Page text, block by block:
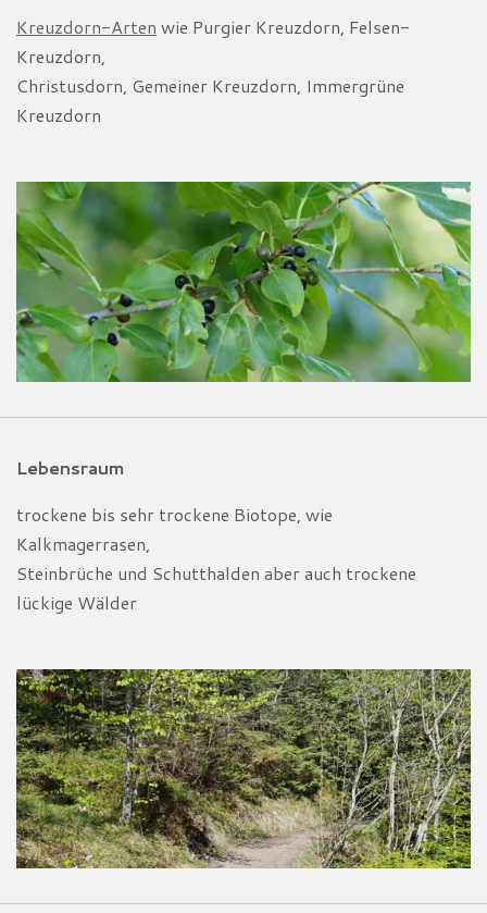
Kreuzdorn-Arten wie Purgier Kreuzdorn, Felsen-
Kreuzdorn,
Christusdorn, Gemeiner Kreuzdorn, Immergrüne
Kreuzdorn
Lebensraum
trockene bis sehr trockene Biotope, wie
Kalkmagerrasen,
Steinbrüche und Schutthalden aber auch trockene
lückige Wälder